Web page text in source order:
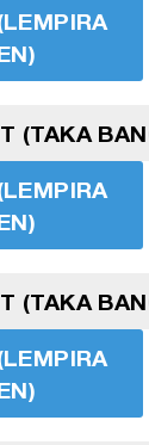
(TAKA
(TAKA